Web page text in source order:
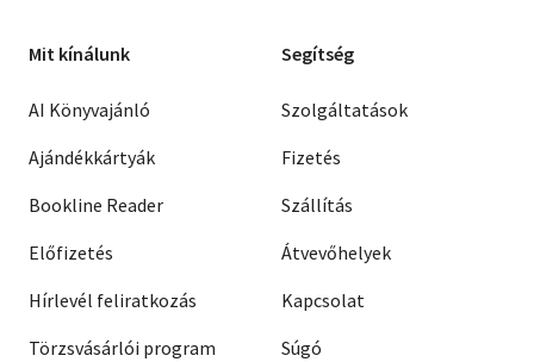
Mit kínálunk
AI Könyvajánló
Ajándékkártyák
Bookline Reader
Előfizetés
Hírlevél feliratkozás
Törzsvásárlói program
Segítség
Szolgáltatások
Fizetés
Szállítás
Átvevőhelyek
Kapcsolat
Súgó